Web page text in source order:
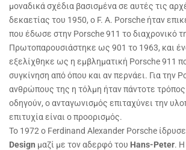
μοναδικά σχέδια βασισμένα σε αυτές τις
δεκαετίας του 1950, ο F. A. Porsche ήταν
που έδωσε στην Porsche 911 το διαχρονικό
Πρωτοπαρουσιάστηκε ως 901 το 1963, και
εξελίχθηκε ως η εμβληματική Porsche 911
συγκίνηση από όπου και αν περνάει. Για την
ανθρώπους της η τόλμη ήταν πάντοτε
οδηγούν, ο ανταγωνισμός επιταχύνει την
επιτυχία είναι ο προορισμός.
Το 1972 ο Ferdinand Alexander Porsche
Design μαζί με τον αδερφό του Hans-Peter.